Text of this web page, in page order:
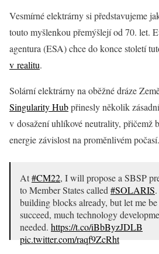
Vesmírné elektrárny si představujeme
touto myšlenkou přemýšlejí od 70. let.
agentura (ESA) chce do konce století
v realitu.
Solární elektrárny na oběžné dráze
Singularity Hubpřinesly několik
v dosažení uhlíkové neutrality, přičemž
energie závislost na proměnlivém počasí.
At#CM22, I will propose a SBSP
to Member States called #SOLARIS
building blocks already, but let me
succeed, much technology
needed. https://t.co/iBbByzJDLB
pic.twitter.com/raqf9ZcRht